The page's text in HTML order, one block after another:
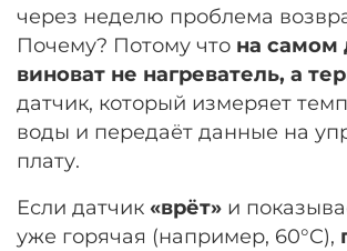
через неделю проблема
Почему? Потому что на самом
виноват не нагреватель, а
датчик, который измеряет
воды и передаёт данные на
плату.
Если датчик «врёт» и
уже горячая (например, 60°C),